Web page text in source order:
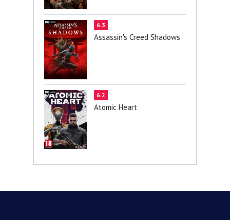
6.3
Assassin's Creed Shadows
6.2
Atomic Heart